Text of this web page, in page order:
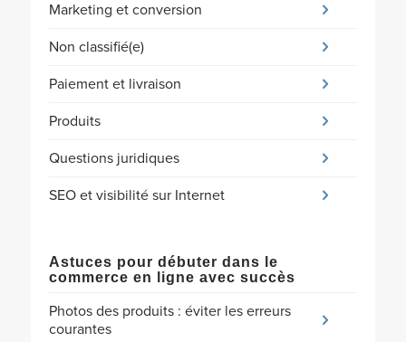
Marketing et conversion
Non classifié(e)
Paiement et livraison
Produits
Questions juridiques
SEO et visibilité sur Internet
Astuces pour débuter dans le
commerce en ligne avec succès
Photos des produits : éviter les erreurs
courantes